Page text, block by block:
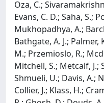
Oza, C.;
Evans, C. D.; Saha, S.;
Mukhopadhya, A.;
Bathgate, A. J.; Palmer,
M.; Przemioslo, R.;
Mitchell, S.; Metcalf, J.;
Shmueli, U.; Davis, A.;
Collier, J.; Klass, H.;